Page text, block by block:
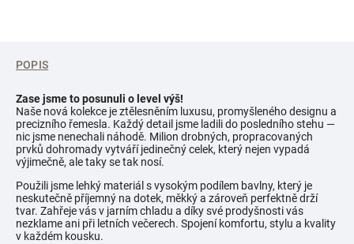
POPIS
Zase jsme to posunuli o level výš!
Naše nová kolekce je ztělesněním luxusu, promyšleného designu a
precizního řemesla. Každý detail jsme ladili do posledního stehu —
nic jsme nenechali náhodě. Milion drobných, propracovaných
prvků dohromady vytváří jedinečný celek, který nejen vypadá
výjimečně, ale taky se tak nosí.
Použili jsme lehký materiál s vysokým podílem bavlny, který je
neskutečně příjemný na dotek, měkký a zároveň perfektně drží
tvar. Zahřeje vás v jarním chladu a díky své prodyšnosti vás
nezklame ani při letních večerech. Spojení komfortu, stylu a kvality
v každém kousku.